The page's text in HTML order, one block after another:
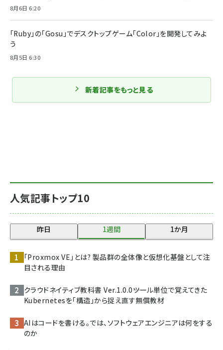
人気記事トップ10
昨日 1週間 1か月
「Proxmox VE」とは? 製品群の全体像と仮想化基盤として注
目される理由
クラウドネイティブ教科書 Ver.1.0.0――ツール単位で覚えてきた
Kubernetesを「構造」から捉え直す無償教材
AIはコードを書ける。では、ソフトウェアエンジニアは何をする
のか
8月6日 6:20
「Ruby」の「Gosu」でデスクトップゲーム「Color」を開発してみよ
う
8月5日 6:30
新着記事をもっと見る